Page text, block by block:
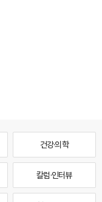
건강·의학
칼럼·인터뷰